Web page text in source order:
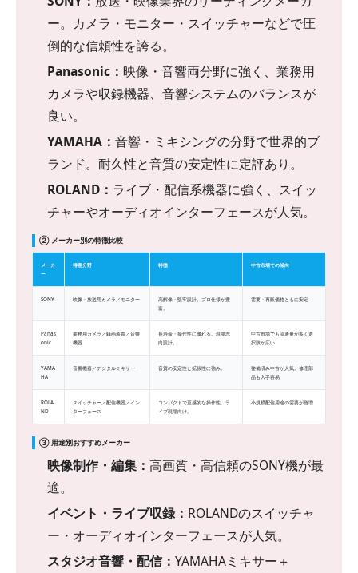
ー。カメラ・モニター・スイッチャーなどで圧
倒的な信頼性を誇る。
Panasonic： 映像・音響両分野に強く、業務用
カメラや収録機器、音響システムのバランスが
良い。
YAMAHA： 音響・ミキシングの分野で世界的ブ
ランド。耐久性と音質の安定性に定評あり。
ROLAND： ライブ・配信系機器に強く、スイッ
チャーやオーディオインターフェースが人気。
② メーカー別の特徴比較
メーカ
ー
得意分野 特徴 中古市場での傾向
SONY 映像・放送用カメラ／モニター
高解像・堅牢設計。プロ仕様が豊
富。
需要・再販価格ともに安定
Panas
onic
業務用カメラ／録画装置／音響
機器
長寿命・操作性に優れる。現場志
向設計。
中古市場でも流通量が多く選
択肢が広い
YAMA
HA
音響機器／デジタルミキサー 音質の安定性と拡張性に強み。
整備済み中古が人気。修理部
品も入手容易
ROLA
ND
スイッチャー／配信機器／イン
ターフェース
コンパクトで直感的な操作性。ラ
イブ現場向け。
小規模配信用途の需要が急増
③ 用途別おすすめメーカー
映像制作・編集： 高画質・高信頼のSONY機が最
適。
イベント・ライブ収録： ROLANDのスイッチャ
ー・オーディオインターフェースが人気。
スタジオ音響・配信： YAMAHAミキサー＋